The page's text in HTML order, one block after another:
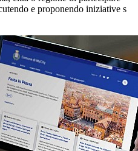
e proponendo iniziative s